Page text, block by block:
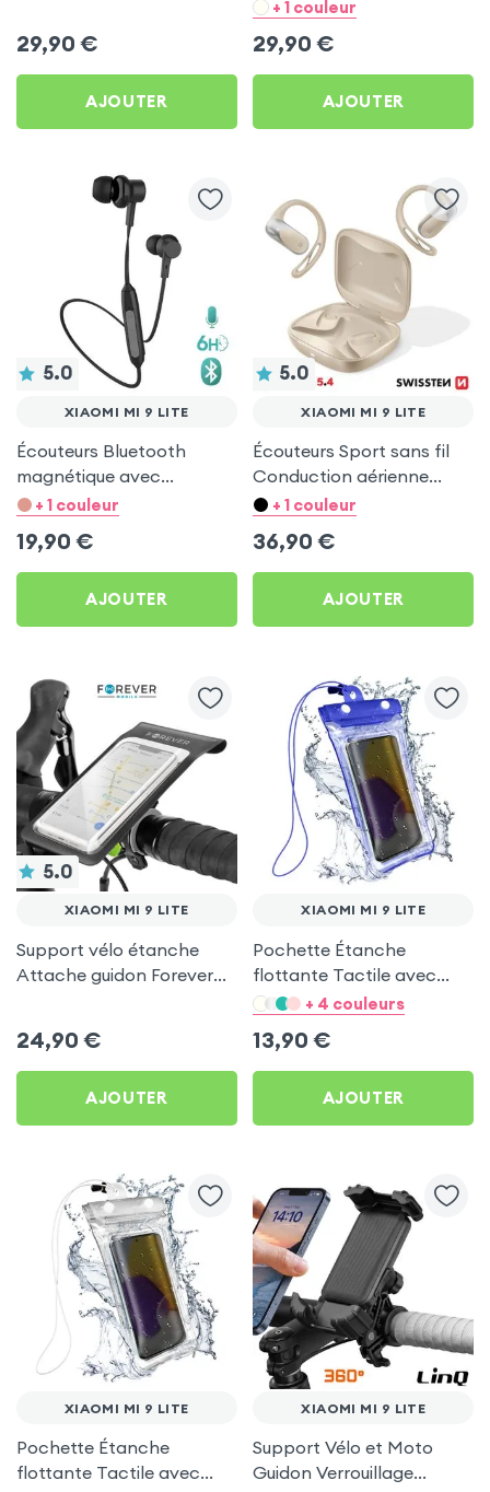
29,90 €
AJOUTER
+ 1 couleur
29,90 €
AJOUTER
5.0
XIAOMI MI 9 LITE
Écouteurs Bluetooth
magnétique avec
télécommande, anti-
Mi 9 Lite
+ 1 couleur
19,90 €
AJOUTER
5.0
XIAOMI MI 9 LITE
Écouteurs Sport sans fil
Conduction aérienne
Swissten Run Beige pour
+ 1 couleur
36,90 €
AJOUTER
5.0
XIAOMI MI 9 LITE
Support vélo étanche
Attache guidon Forever
24,90 €
AJOUTER
XIAOMI MI 9 LITE
Pochette Étanche
flottante Tactile avec
Dragonne - Bleu pour
+ 4 couleurs
13,90 €
AJOUTER
XIAOMI MI 9 LITE
Pochette Étanche
flottante Tactile avec
XIAOMI MI 9 LITE
Support Vélo et Moto
Guidon Verrouillage